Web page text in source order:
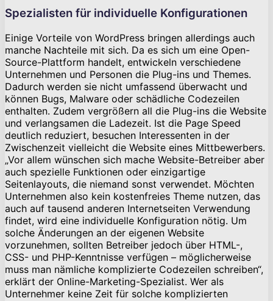
Spezialisten für individuelle Konfigurationen
Einige Vorteile von WordPress bringen allerdings auch
manche Nachteile mit sich. Da es sich um eine Open-
Source-Plattform handelt, entwickeln verschiedene
Unternehmen und Personen die Plug-ins und Themes.
Dadurch werden sie nicht umfassend überwacht und
können Bugs, Malware oder schädliche Codezeilen
enthalten. Zudem vergrößern all die Plug-ins die Website
und verlangsamen die Ladezeit. Ist die Page Speed
deutlich reduziert, besuchen Interessenten in der
Zwischenzeit vielleicht die Website eines Mittbewerbers.
„Vor allem wünschen sich mache Website-Betreiber aber
auch spezielle Funktionen oder einzigartige
Seitenlayouts, die niemand sonst verwendet. Möchten
Unternehmen also kein kostenfreies Theme nutzen, das
auch auf tausend anderen Internetseiten Verwendung
findet, wird eine individuelle Konfiguration nötig. Um
solche Änderungen an der eigenen Website
vorzunehmen, sollten Betreiber jedoch über HTML-,
CSS- und PHP-Kenntnisse verfügen – möglicherweise
muss man nämliche komplizierte Codezeilen schreiben“,
erklärt der Online-Marketing-Spezialist. Wer als
Unternehmer keine Zeit für solche komplizierten